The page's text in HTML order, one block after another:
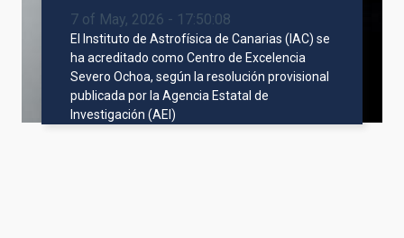
7 of May, 2026 - 17:50:08
El Instituto de Astrofísica de Canarias (IAC) se
ha acreditado como Centro de Excelencia
Severo Ochoa, según la resolución provisional
publicada por la Agencia Estatal de
Investigación (AEI)